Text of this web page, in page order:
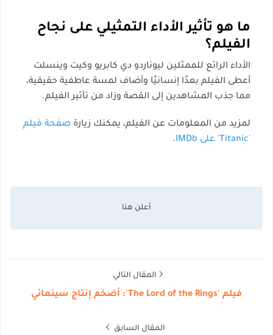
ما هو تأثير الأداء التمثيلي على نجاح
الفيلم؟
الأداء الرائع للممثلين ليوناردو دي كابريو وكيت وينسلت
أعطى الفيلم بعدًا إنسانيًا وأضاف لمسة عاطفية حقيقية،
مما جذب المشاهدين إلى القصة وزاد من تأثير الفيلم.
لمزيد من المعلومات عن الفيلم، يمكنك زيارة صفحة فيلم
'Titanic' على IMDb
.
المقال التالي
فيلم 'The Lord of the Rings': أضخم إنتاج سينمائي
المقال السابق